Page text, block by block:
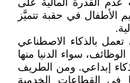
القدرة المالية على
الأطفال في حقبة تتميَّز
تعمل بالذكاء الاصطناعي
سواء الدنيا منها
إبداعي. ومن الطريف
في القطاعات الخدمية